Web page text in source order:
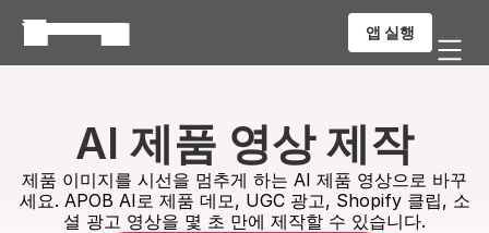
앱 실행
AI 제품 영상 제작
제품 이미지를 시선을 멈추게 하는 AI 제품 영상으로 바꾸
세요. APOB AI로 제품 데모, UGC 광고, Shopify 클립, 소
셜 광고 영상을 몇 초 만에 제작할 수 있습니다.